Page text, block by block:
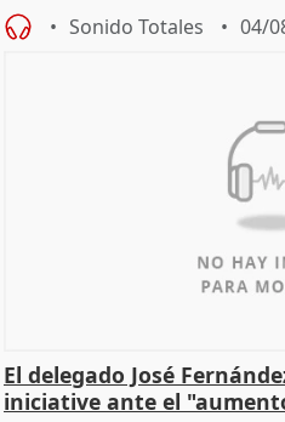
Sonido Totales 04/
El delegado José
iniciative ante el